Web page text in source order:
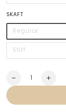
SKAFT
Regular
Stiff
Kvantitet
Minska
Öka